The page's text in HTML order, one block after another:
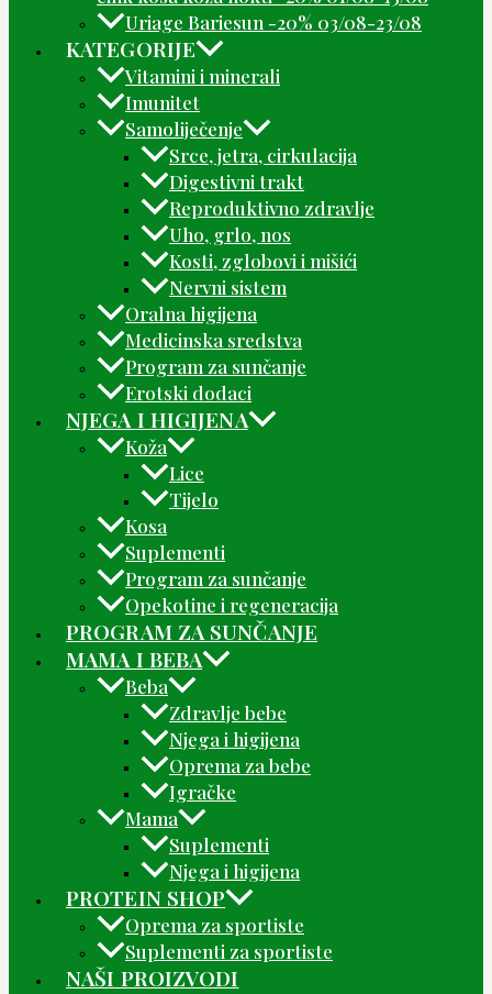
Uriage Bariesun -20% 03/08-23/08
KATEGORIJE
Vitamini i minerali
Imunitet
Samoliječenje
Srce, jetra, cirkulacija
Digestivni trakt
Reproduktivno zdravlje
Uho, grlo, nos
Kosti, zglobovi i mišići
Nervni sistem
Oralna higijena
Medicinska sredstva
Program za sunčanje
Erotski dodaci
NJEGA I HIGIJENA
Koža
Lice
Tijelo
Kosa
Suplementi
Program za sunčanje
Opekotine i regeneracija
PROGRAM ZA SUNČANJE
MAMA I BEBA
Beba
Zdravlje bebe
Njega i higijena
Oprema za bebe
Igračke
Mama
Suplementi
Njega i higijena
PROTEIN SHOP
Oprema za sportiste
Suplementi za sportiste
NAŠI PROIZVODI